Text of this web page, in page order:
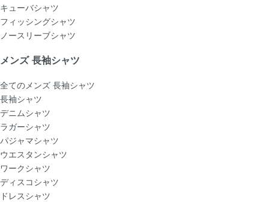
キューバシャツ
フィッシングシャツ
ノースリーブシャツ
メンズ 長袖シャツ
全てのメンズ 長袖シャツ
長袖シャツ
デニムシャツ
ラガーシャツ
パジャマシャツ
ウエスタンシャツ
ワークシャツ
ディスコシャツ
ドレスシャツ